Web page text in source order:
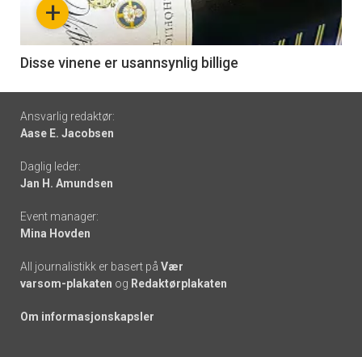
6
+
Disse vinene er usannsynlig billige
Footer
-
links
Ansvarlig redaktør:
Aase E. Jacobsen
Daglig leder:
Jan H. Amundsen
Event manager:
Mina Hovden
All journalistikk er basert på Vær
varsom-plakaten og Redaktørplakaten
Om informasjonskapsler